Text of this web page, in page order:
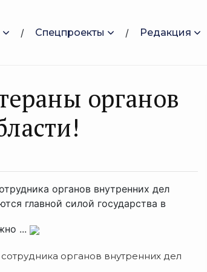
Спецпроекты Редакция
органов
органов внутренних дел
главной силой государства в
...
органов внутренних дел